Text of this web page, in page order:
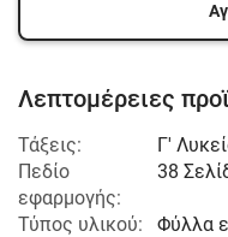
Λεπτομέρειες
Τάξεις:
Γ'
Πεδίο
εφαρμογής:
38
Τύπος υλικού:
Φύλλα